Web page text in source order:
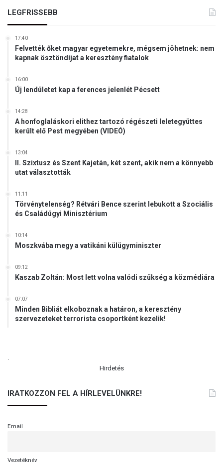
LEGFRISSEBB
17:40
Felvették őket magyar egyetemekre, mégsem jöhetnek: nem
kapnak ösztöndíjat a keresztény fiatalok
16:00
Új lendületet kap a ferences jelenlét Pécsett
14:28
A honfoglaláskori elithez tartozó régészeti leletegyüttes
került elő Pest megyében (VIDEÓ)
13:04
II. Szixtusz és Szent Kajetán, két szent, akik nem a könnyebb
utat választották
11:11
Törvénytelenség? Rétvári Bence szerint lebukott a Szociális
és Családügyi Minisztérium
10:14
Moszkvába megy a vatikáni külügyminiszter
09:12
Kaszab Zoltán: Most lett volna valódi szükség a közmédiára
07:07
Minden Bibliát elkoboznak a határon, a keresztény
szervezeteket terrorista csoportként kezelik!
.
Hirdetés
IRATKOZZON FEL A HÍRLEVELÜNKRE!
Email
Vezetéknév